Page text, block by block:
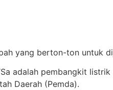
yang berton-ton untuk
adalah pembangkit
Daerah (Pemda).